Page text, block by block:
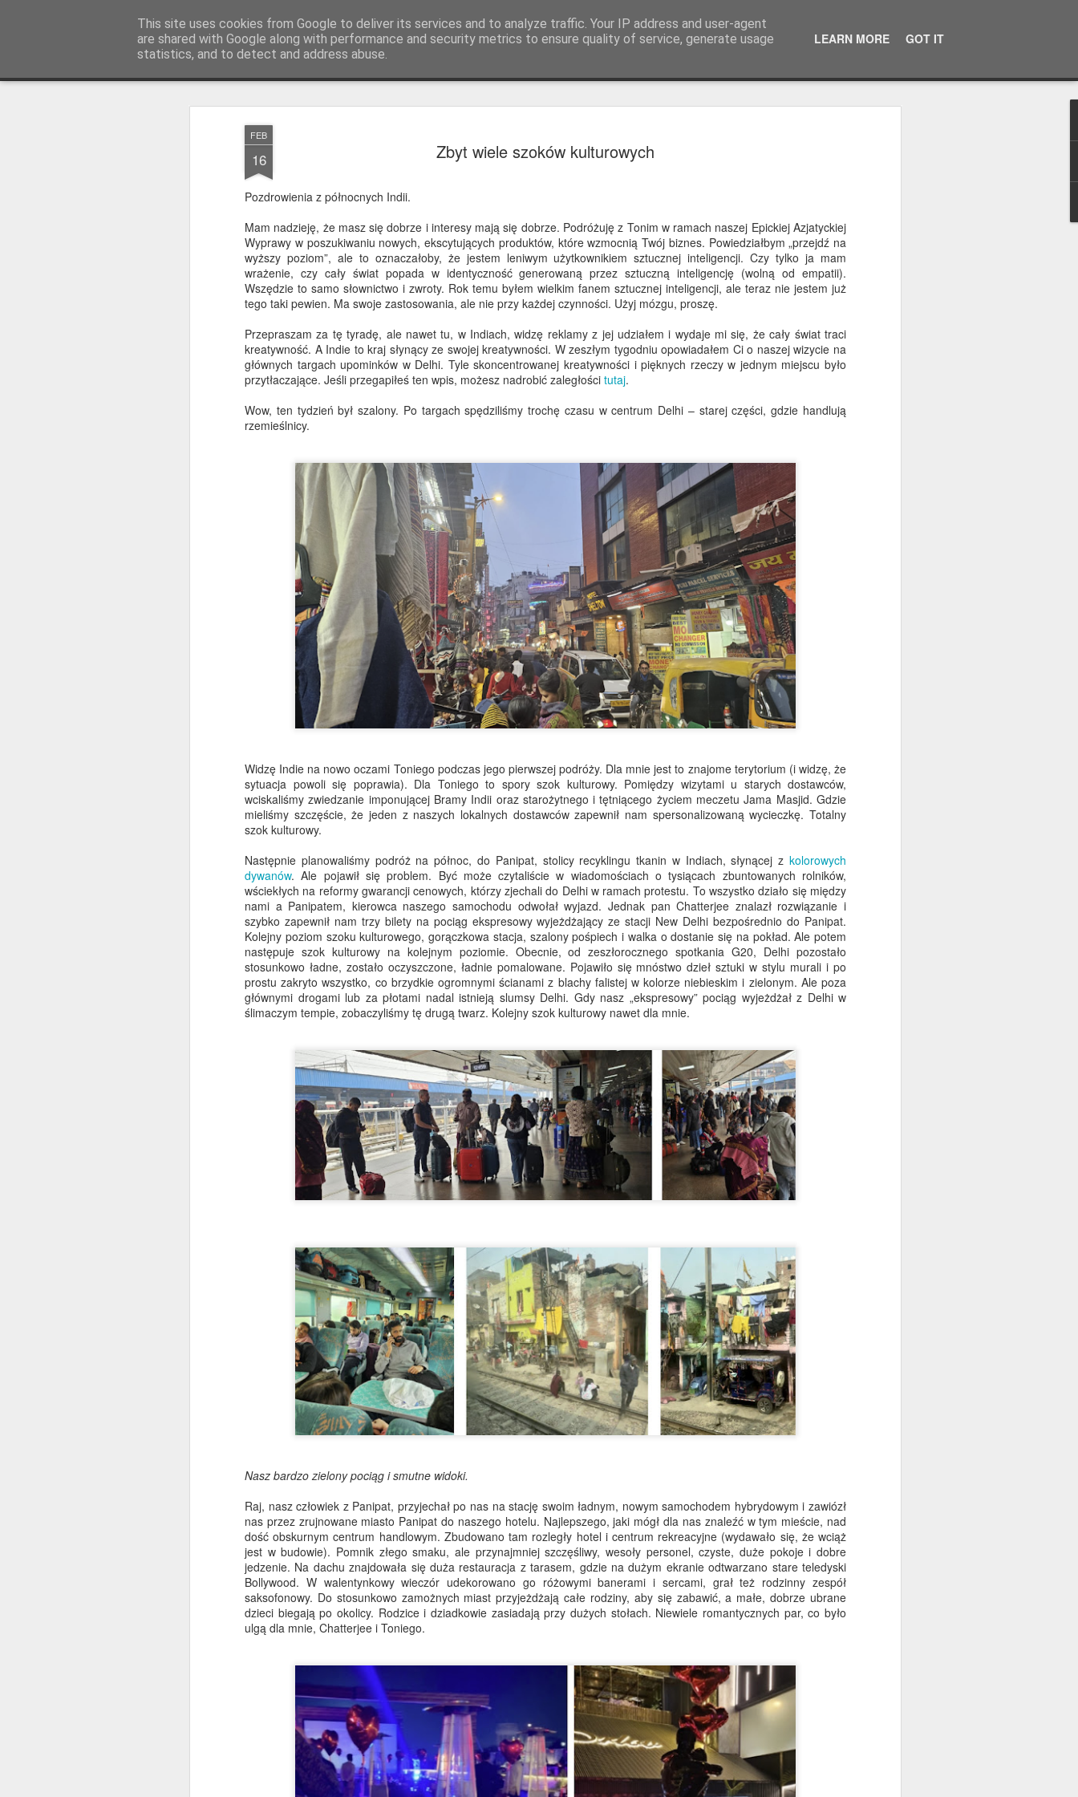
FEB
16 Zbyt wiele szoków kulturowych
Pozdrowienia z północnych Indii.
Mam nadzieję, że masz się dobrze i interesy mają się dobrze. Podróżuję z Tonim w ramach naszej Epickiej Azjatyckiej
Wyprawy w poszukiwaniu nowych, ekscytujących produktów, które wzmocnią Twój biznes. Powiedziałbym „przejdź na
wyższy poziom”, ale to oznaczałoby, że jestem leniwym użytkownikiem sztucznej inteligencji. Czy tylko ja mam
wrażenie, czy cały świat popada w identyczność generowaną przez sztuczną inteligencję (wolną od empatii).
Wszędzie to samo słownictwo i zwroty. Rok temu byłem wielkim fanem sztucznej inteligencji, ale teraz nie jestem już
tego taki pewien. Ma swoje zastosowania, ale nie przy każdej czynności. Użyj mózgu, proszę.
Przepraszam za tę tyradę, ale nawet tu, w Indiach, widzę reklamy z jej udziałem i wydaje mi się, że cały świat traci
kreatywność. A Indie to kraj słynący ze swojej kreatywności. W zeszłym tygodniu opowiadałem Ci o naszej wizycie na
głównych targach upominków w Delhi. Tyle skoncentrowanej kreatywności i pięknych rzeczy w jednym miejscu było
przytłaczające. Jeśli przegapiłeś ten wpis, możesz nadrobić zaległości tutaj.
Wow, ten tydzień był szalony. Po targach spędziliśmy trochę czasu w centrum Delhi – starej części, gdzie handlują
rzemieślnicy.
Widzę Indie na nowo oczami Toniego podczas jego pierwszej podróży. Dla mnie jest to znajome terytorium (i widzę, że
sytuacja powoli się poprawia). Dla Toniego to spory szok kulturowy. Pomiędzy wizytami u starych dostawców,
wciskaliśmy zwiedzanie imponującej Bramy Indii oraz starożytnego i tętniącego życiem meczetu Jama Masjid. Gdzie
mieliśmy szczęście, że jeden z naszych lokalnych dostawców zapewnił nam spersonalizowaną wycieczkę. Totalny
szok kulturowy.
Następnie planowaliśmy podróż na północ, do Panipat, stolicy recyklingu tkanin w Indiach, słynącej z kolorowych
dywanów. Ale pojawił się problem. Być może czytaliście w wiadomościach o tysiącach zbuntowanych rolników,
wściekłych na reformy gwarancji cenowych, którzy zjechali do Delhi w ramach protestu. To wszystko działo się między
nami a Panipatem, kierowca naszego samochodu odwołał wyjazd. Jednak pan Chatterjee znalazł rozwiązanie i
szybko zapewnił nam trzy bilety na pociąg ekspresowy wyjeżdżający ze stacji New Delhi bezpośrednio do Panipat.
Kolejny poziom szoku kulturowego, gorączkowa stacja, szalony pośpiech i walka o dostanie się na pokład. Ale potem
następuje szok kulturowy na kolejnym poziomie. Obecnie, od zeszłorocznego spotkania G20, Delhi pozostało
stosunkowo ładne, zostało oczyszczone, ładnie pomalowane. Pojawiło się mnóstwo dzieł sztuki w stylu murali i po
prostu zakryto wszystko, co brzydkie ogromnymi ścianami z blachy falistej w kolorze niebieskim i zielonym. Ale poza
głównymi drogami lub za płotami nadal istnieją slumsy Delhi. Gdy nasz „ekspresowy” pociąg wyjeżdżał z Delhi w
ślimaczym tempie, zobaczyliśmy tę drugą twarz. Kolejny szok kulturowy nawet dla mnie.
Nasz bardzo zielony pociąg i smutne widoki.
Raj, nasz człowiek z Panipat, przyjechał po nas na stację swoim ładnym, nowym samochodem hybrydowym i zawiózł
nas przez zrujnowane miasto Panipat do naszego hotelu. Najlepszego, jaki mógł dla nas znaleźć w tym mieście, nad
dość obskurnym centrum handlowym. Zbudowano tam rozległy hotel i centrum rekreacyjne (wydawało się, że wciąż
jest w budowie). Pomnik złego smaku, ale przynajmniej szczęśliwy, wesoły personel, czyste, duże pokoje i dobre
jedzenie. Na dachu znajdowała się duża restauracja z tarasem, gdzie na dużym ekranie odtwarzano stare teledyski
Bollywood. W walentynkowy wieczór udekorowano go różowymi banerami i sercami, grał też rodzinny zespół
saksofonowy. Do stosunkowo zamożnych miast przyjeżdżają całe rodziny, aby się zabawić, a małe, dobrze ubrane
dzieci biegają po okolicy. Rodzice i dziadkowie zasiadają przy dużych stołach. Niewiele romantycznych par, co było
ulgą dla mnie, Chatterjee i Toniego.
This site uses cookies from Google to deliver its services and to analyze traffic. Your IP address and user-agent
are shared with Google along with performance and security metrics to ensure quality of service, generate usage
statistics, and to detect and address abuse.
LEARN MORE GOT IT
AWGifts Polska
10
paw
dźwiękowej. Blisko plaży drzewa zdawały się tętnić życiem dzięki
ogromnym stadom małych zielonych papug – aleksandrett
obrożnych. W tym roku było ich chyba więcej niż kiedykolwiek.
Pierwotnie przybyły z Ameryki Południowej i były sprzedawane
jako zwierzęta domowe, niektóre uciekły i stopniowo tworzyły
Śródziemnego. Szczególnie upodobały sobie pola golfowe i zielone
dzielnice mieszkalne wokół Malagi i Marbelli. Trochę jak turyści
przybywający teraz masowo, są kolorowe, hałaśliwe i
najszczęśliwsze, gdy gromadzą się, by śpiewać.
Właściwie „śpiewają” może być dość hojne.
Budda na szczycie
Jeszcze raz pozdrowienia z
Hiszpanii... Mam nadzieję,
Cóż, nie jest to coś, co widuje się
Jeden z naszych klientów
Wielkich Buddów na szczycie
góry na Słowacji. Powiedziano
nam, że wszystkie pozwolenia i
plany zostały uzyskane
prawidłowo, co zawsze miło
usłyszeć. Więcej o tym później,
ale pomyślałem, że to całkiem
niezły pomysł na rozpoczęcie
tego cotygodniowego newslettera.
JUN
Flirtowanie z
niebezpieczeństwem
w Mijas
upalny piątek...
Mam nadzieję, że cieszysz się
pogodą, gdziekolwiek jesteś!
cieplej niż kiedykolwiek, a tutaj, w
AW, nasz sezon Szaleństwa
Letniego Przesilenia kończy się z
hukiem – dosłownie, niczym
fajerwerki San Juan rozświetlające
w tym tygodniu Andaluzję.
Tymczasem Coco i ja
flirtowaliśmy z
niebezpieczeństwem w
spokojnym, urokliwym Mijas.
JUN
19
Najdłuższy dzień,
Dzień Ojca i walizka
pełna mydła
W zeszłym tygodniu mówiłem Ci,
że lato nabiera tempa. No cóż...
W ten weekend oficjalnie
nadchodzi. Dziś 10 dzień naszej
Przesilenia.
Letnie przesilenie tuż-tuż.
Najdłuższy dzień w roku. Dzień
Ojca. Piłka nożna. Imprezy na
plaży w San Juan w Hiszpanii. I
jakimś cudem, jak to często bywa
w Ancient Wisdom, wiele innych
rzeczy dzieje się jednocześnie.
Wielkie wieści z naszego zakątka
świata... Coco dotarła do
Hiszpanii.
JUN
12
Dla kosmicznego
rekordu
Pozdrowienia z Hiszpanii.
W zeszłym tygodniu opowiadałam
Ci o życiu tutaj, w Hiszpanii, o
magazynie, ślubie Petera i
wymarzoną pracę i o wszystkich
zwyczajowych wydarzeniach
związanych z Ancient Wisdom.
Jeśli przegapiłeś ten wpis,
możesz nadrobić zaległości tutaj.
W tym tygodniu sprawy idą lepiej.
W końcu mam termin odbioru
karty NIE tutaj, w Hiszpanii.
JUN 9 lat na Słowacji... i dzwony weselne też
Cóż, wciąż tu jestem.
Hiszpańskie lato powoli podkręca temperaturę i podczas gdy niektóre
części Wielkiej Brytanii zdają się wracać do swojego tradycyjnego
schematu pogodowego „cztery pory roku w jedno popołudnie”, tutaj, w
Andaluzji, z każdym dniem czuć coraz bardziej lato.
W zeszłym tygodniu opowiadałem Ci o drzewach jakarandy z
południowej Hiszpanii, których spektakularne fioletowe kwiaty
zamieniają całe ulice w rzeki kolorów na zaledwie kilka krótkich tygodni.
MAY 🌸 Dlaczego Malaga stała się fioletowa
I o dziwo... W niektórych częściach Wielkiej Brytanii było w tym
tygodniu cieplej niż u nas. Mam nadzieję, że w pełni cieszyłeś się
ostatnim długim weekendem.
Spędziłem kilka dni z Tonim i hiszpańskim zespołem w naszym
magazynie w Maladze. Tym razem nie ma nic szczególnie
dramatycznego do przekazania, chociaż moja saga z hiszpańską kartą
pobytu trwa. Sama karta jest gotowa, ale umówienie się na jej odbiór
wydaje się być zupełnie innym wyzwaniem.
MAY Bomby cieplne, biurokracja i handel w dni świąteczne
tygodniu cieplej niż u nas, ale nie rozczulajcie się za bardzo –
Hiszpania jest następna w kolejce do tej bomby upałów… I to szybko.
W zeszłym tygodniu opowiadałem Ci o mojej podróży i o tym, dlaczego
warto wtykać sobie watę w uszy… Jeśli przegapiłeś ten wpis, możesz
nadrobić zaległości tutaj.
Część tygodnia spędziłem z hiszpańskim zespołem w nowym biurze i
magazynie w Maladze.
MAY
15
Od zatyczek do uszu do TikToka
Pozdrowienia z Hiszpanii.
Ostatnio pisałem do Ciebie z lotniska T2 w Manchesterze w drodze
powrotnej, opowiadając o królowej Wiktorii, Henderson’s Relish i
nadrobić zaległości tutaj.
No cóż… W końcu dotarłem do domu.
Minęły prawie trzy miesiące, odkąd porządnie wypocząłem w moim
domu w Hiszpanii i muszę przyznać, że dobrze jest wrócić.
MAY
8
Z Sheffield z Relish... I koszule
Hej... Mam nadzieję, że masz się dobrze!
Pozdrowienia z Terminalu 2 na lotnisku w Manchesterze... Bo tak,
znowu jestem w drodze... Jest tu dość tłoczno, musiałem znaleźć
jakieś zajęcie.
W zeszłym tygodniu opowiadałem Ci o mojej szalonej podróży przez
Katmandu, Kalkutę do Bombaju i do Sheffield... Jeśli przegapiłeś ten
wpis, możesz nadrobić tutaj.
Znalazłem królową Wiktorię w parku w Sheffield, bardzo podobną do
pomnika w Kalkucie, gdzie byłem zaledwie tydzień temu.
MAY
1
Z Katmandu do Kalkuty, do hotelu Kenwood… i 12
godzin snu
Pozdrowienia z Sheffield. Jak zwykle zatrzymuję się w hotelu Kenwood.